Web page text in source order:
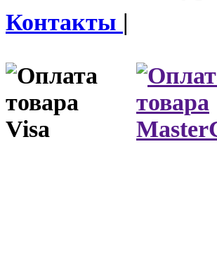
Контакты |